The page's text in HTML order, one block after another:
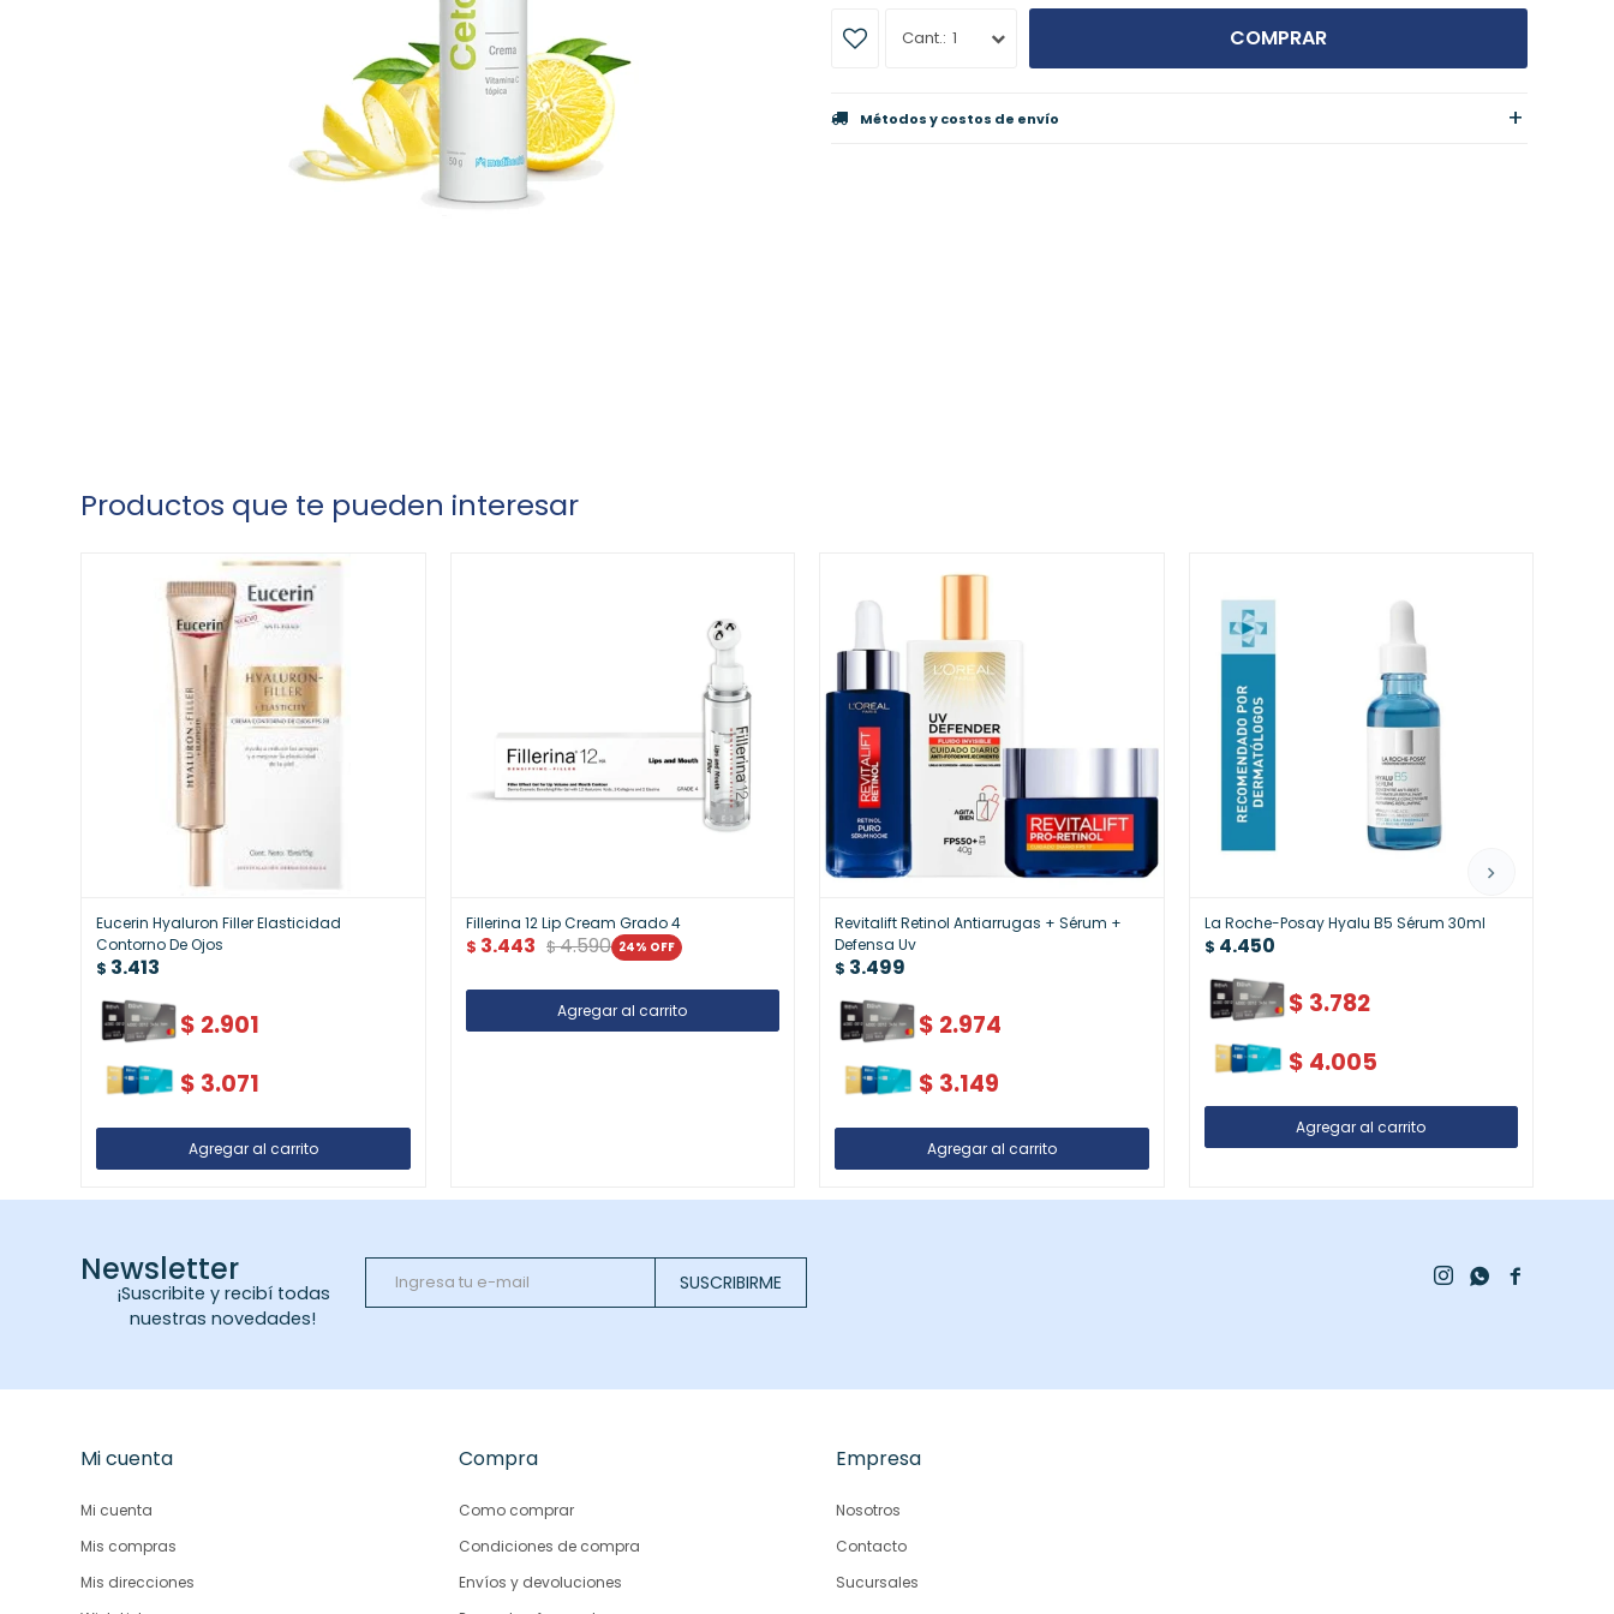
1 COMPRAR
Métodos y costos de envío
Productos que te pueden interesar
Eucerin Hyaluron Filler Elasticidad
Contorno De Ojos
$ 3.413
$ 2.901
$ 3.071
Fillerina 12 Lip Cream Grado 4
$ 3.443 $4.590 24
Revitalift Retinol Antiarrugas + Sérum +
Defensa Uv
$ 3.499
$ 2.974
$ 3.149
La Roche-Posay Hyalu B5 Sérum 30ml
$ 4.450
$ 3.782
$ 4.005
Newsletter
¡Suscribite y recibí todas
nuestras novedades!
SUSCRIBIRME 
 
Mi cuenta
Mi cuenta
Mis compras
Mis direcciones
Compra
Como comprar
Condiciones de compra
Envíos y devoluciones
Empresa
Nosotros
Contacto
Sucursales